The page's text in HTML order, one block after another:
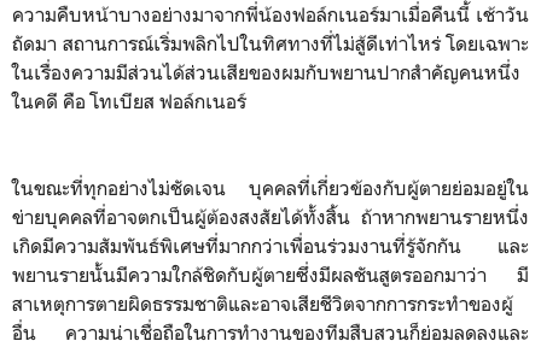
ความคืบหน้าบางอย่างมาจากพี่น้องฟอล์กเนอร์มาเมื่อคืนนี้ เช้าวัน
ถัดมา สถานการณ์เริ่มพลิกไปในทิศทางที่ไม่สู้ดีเท่าไหร่ โดยเฉพาะ
ในเรื่องความมีส่วนได้ส่วนเสียของผมกับพยานปากสำคัญคนหนึ่ง
ในคดี คือ โทเบียส ฟอล์กเนอร์
ในขณะที่ทุกอย่างไม่ชัดเจน บุคคลที่เกี่ยวข้องกับผู้ตายย่อมอยู่ใน
ข่ายบุคคลที่อาจตกเป็นผู้ต้องสงสัยได้ทั้งสิ้น ถ้าหากพยานรายหนึ่ง
เกิดมีความสัมพันธ์พิเศษที่มากกว่าเพื่อนร่วมงานที่รู้จักกัน และ
พยานรายนั้นมีความใกล้ชิดกับผู้ตายซึ่งมีผลชันสูตรออกมาว่า มี
สาเหตุการตายผิดธรรมชาติและอาจเสียชีวิตจากการกระทำของผู้
อื่น ความน่าเชื่อถือในการทำงานของทีมสืบสวนก็ย่อมลดลงและ